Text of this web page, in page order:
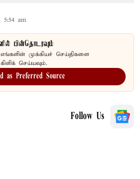
5:54 am
பின்தொடரவும்
எங்களின் முக்கியச் செய்திகளை
செய்யவும்.
as Preferred Source
Follow Us